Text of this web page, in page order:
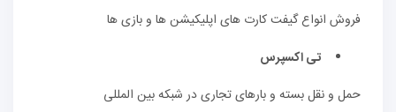
فروش انواع گیفت کارت های اپلیکیشن ها و بازی ها
تی اکسپرس
حمل و نقل بسته و بارهای تجاری در شبکه بین المللی